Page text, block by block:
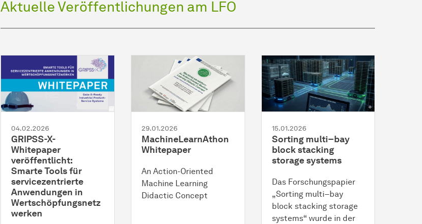
Aktuelle Veröffentlichungen am LFO
04.02.2026
GRIPSS-X-
Whitepaper
veröffentlicht:
Smarte Tools für
servicezentrierte
Anwendungen in
Wertschöpfungsnetz
werken
29.01.2026
MachineLearnAthon
Whitepaper
An Action-Oriented
Machine Learning
Didactic Concept
15.01.2026
Sorting multi–bay
block stacking
storage systems
Das Forschungspapier
„Sorting multi–bay
block stacking storage
systems“ wurde in der